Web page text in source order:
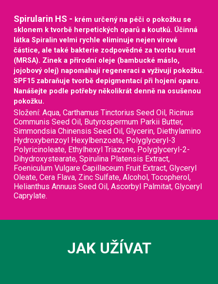
Spirularin HS - krém určený na péči o pokožku se
sklonem k tvorbě herpetických oparů a koutků. Účinná
látka Spiralin velmi rychle eliminuje nejen virové
částice, ale také bakterie zodpovědné za tvorbu krust
(MRSA). Zinek a přírodní oleje (bambucké máslo,
jojobový olej) napomáhají regeneraci a vyživují pokožku.
SPF15 zabraňuje tvorbě depigmentací při hojení oparu.
Nanášejte podle potřeby několikrát denně na osušenou
pokožku.
Složení: Aqua, Carthamus Tinctorius Seed Oil, Ricinus
Communis Seed Oil, Butyrospermum Parkii Butter,
Simmondsia Chinensis Seed Oil, Glycerin, Diethylamino
Hydroxybenzoyl Hexylbenzoate, Polyglyceryl-3
Polyricinoleate, Ethylhexyl Triazone, Polyglyceryl-2-
Dihydroxystearate, Spirulina Platensis Extract,
Foeniculum Vulgare Capillaceum Fruit Extract, Glyceryl
Oleate, Cera Flava, Zinc Sulfate, Alcohol, Tocopherol,
Helianthus Annuus Seed Oil, Ascorbyl Palmitat, Glyceryl
Caprylate.
JAK UŽÍVAT